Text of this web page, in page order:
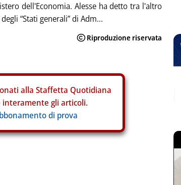
dell'Economia. Alesse ha detto tra l'altro
“Stati generali” di Adm...
alla Staffetta Quotidiana
interamente gli articoli.
di prova